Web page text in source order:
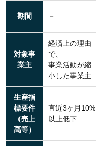
期間 －
対象事
業主
経済上の理由
で、
事業活動が縮
小した事業主
生産指
標要件
（売上
高等）
直近3ヶ月10%
以上低下